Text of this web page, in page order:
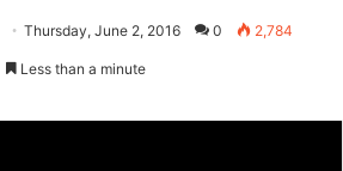
Thursday, June 2, 2016 0 2,784
Less than a minute